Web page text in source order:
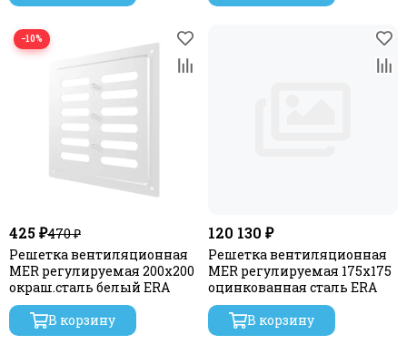
−10%
425 ₽470 ₽
Решетка вентиляционная
MER регулируемая 200х200
окраш.сталь белый ERA
В корзину
120 130 ₽
Решетка вентиляционная
MER регулируемая 175х175
оцинкованная сталь ERA
В корзину